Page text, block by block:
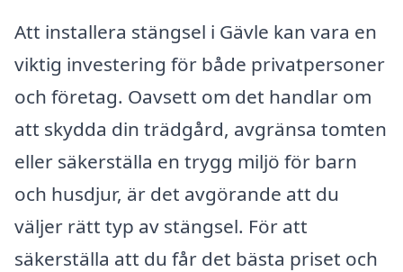
Att installera stängsel i Gävle kan vara en
viktig investering för både privatpersoner
och företag. Oavsett om det handlar om
att skydda din trädgård, avgränsa tomten
eller säkerställa en trygg miljö för barn
och husdjur, är det avgörande att du
väljer rätt typ av stängsel. För att
säkerställa att du får det bästa priset och